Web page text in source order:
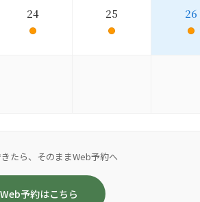
24 25 26
たら、そのままWeb予約へ
予約はこちら